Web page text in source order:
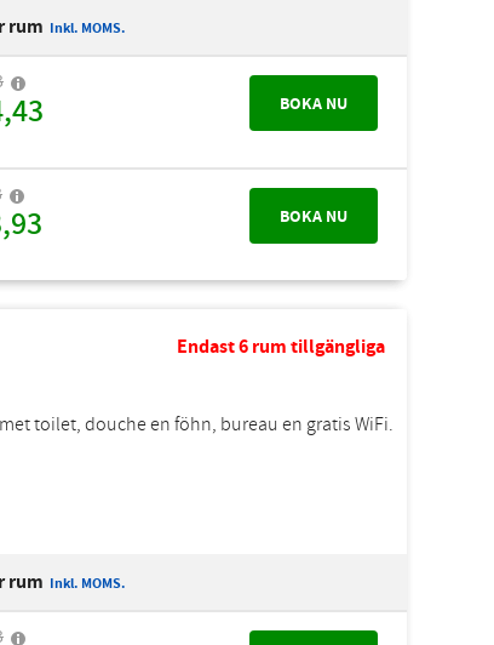
rum Inkl. MOMS.
BOKA NU
BOKA NU
toilet, douche en föhn, bureau en gratis WiFi.
Endast 6 rum tillgängliga
rum Inkl. MOMS.